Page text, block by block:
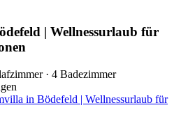
| Wellnessurlaub für
· 4 Badezimmer
in Bödefeld | Wellnessurlaub für